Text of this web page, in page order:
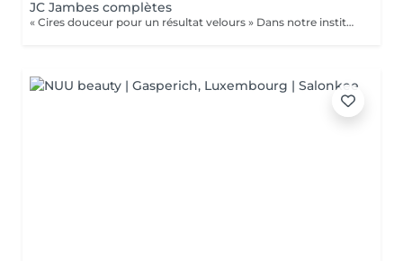
JC Jambes complètes
« Cires douceur pour un résultat velours » Dans notre institut, nous vous proposons des méthodes d'épilation douces et efficaces pour une peau lisse et soyeuse plus longtemps. ÉPILATION À LA CIRE FROIDE Précision & Respect des Peaux Sensibles L'épilation à la cire froide est idéale pour les peaux sensibles ou sujettes aux rougeurs, car elle limite les risques d'irritation tout en garantissant une épilation efficace et durable. Pourquoi choisir la cire froide ? Retarde la repousse et assure une peau douce jusqu'à 4 semaines Technique rapide et efficace, même sur les poils courts et résistants Moins de chaleur = réduction des risques de rougeurs et d'irritations Idéale pour les jambes, les bras, et les zones sensibles Un soin post-épilation adapté Après l'épilation, nous appliquons un soin apaisant à base d'ingrédients naturels pour calmer la peau et prévenir l'apparition de petits boutons. ÉPILATION AU SUCRE Naturelle & Ultra-Douce Inspirée des rituels orientaux, l'épilation au sucre est une méthode 100% naturelle et respectueuse de la peau. Composée de sucre, de citron et d'eau, cette pâte adhère uniquement aux poils et non à la peau, garantissant une épilation douce et sans irritation. Pourquoi choisir l'épilation au sucre ? Élimine les poils en douceur sans agresser la peau Réduit les risques de poils incarnés Exfolie la peau en douceur, la laissant douce et soyeuse Convient aux peaux sensibles et aux personnes sujettes aux rougeurs Une repousse plus fine et plus lente au fil des séances Un rituel beauté et bien-être L'épilation au sucre est moins douloureuse que la cire classique et laisse la peau hydratée et éclatante grâce aux propriétés nourrissantes du sucre. Quelle méthode choisir ? Vous avez la peau sensible ou réactive ? Optez pour l'épilation au sucre pour un maximum de douceur. Vous cherchez une épilation efficace et rapide ? La cire froide est idéale, même pour les poils courts et tenaces. Nos expertes sont là pour vous conseiller et adapter la meilleure technique à votre type de peau et vos besoins !